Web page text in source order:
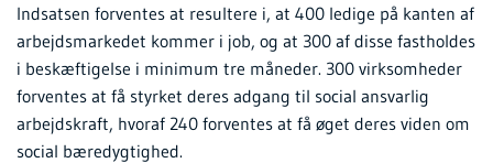
Indsatsen forventes at resultere i, at 400 ledige på kanten af
arbejdsmarkedet kommer i job, og at 300 af disse fastholdes
i beskæftigelse i minimum tre måneder. 300 virksomheder
forventes at få styrket deres adgang til social ansvarlig
arbejdskraft, hvoraf 240 forventes at få øget deres viden om
social bæredygtighed.